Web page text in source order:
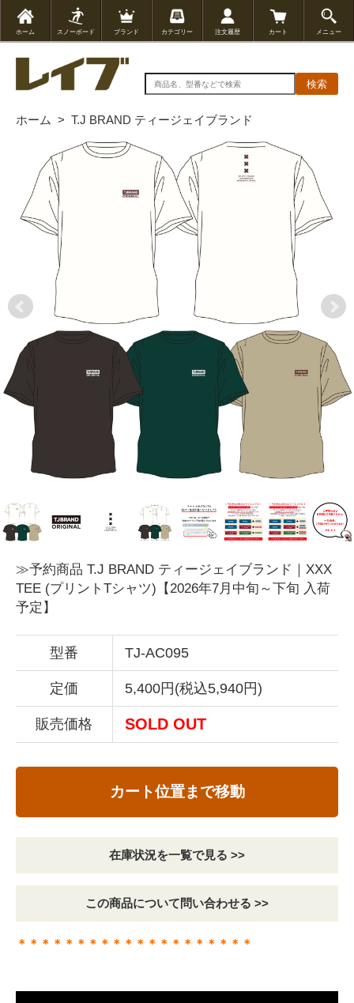
ホーム スノーボード ブランド カテゴリー 注文履歴 カート メニュー
検索
ホーム > T.J BRAND ティージェイブランド
≫予約商品 T.J BRAND ティージェイブランド｜XXX
TEE (プリントTシャツ)【2026年7月中旬～下旬 入荷
予定】
型番 TJ-AC095
定価 5,400円(税込5,940円)
販売価格 SOLD OUT
カート位置まで移動
在庫状況を一覧で見る >>
この商品について問い合わせる >>
＊＊＊＊＊＊＊＊＊＊＊＊＊＊＊＊＊＊＊＊